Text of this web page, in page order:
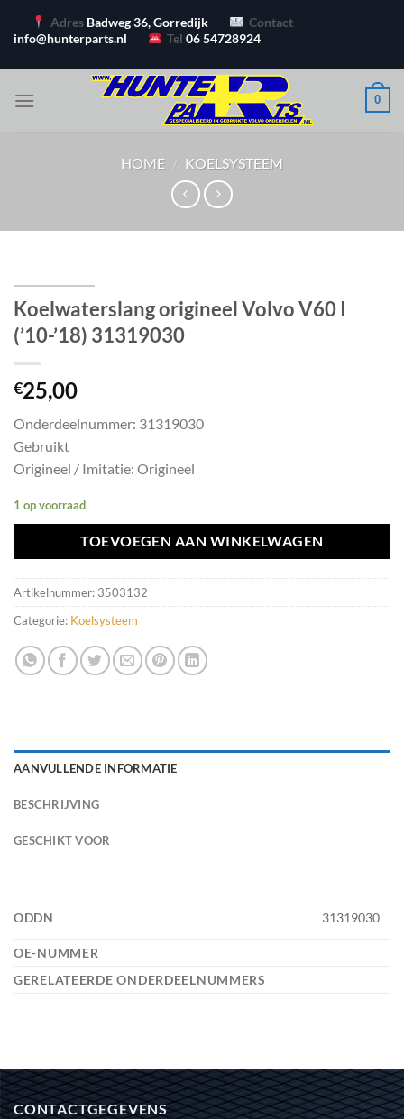
naar
Adres Badweg 36, Gorredijk
Contact
info@hunterparts.nl
Tel06 54728924
0
HOME / KOELSYSTEEM
Koelwaterslang origineel Volvo V60 I
(’10-’18) 31319030
€25,00
Onderdeelnummer: 31319030
Gebruikt
Origineel / Imitatie: Origineel
1 op voorraad
TOEVOEGEN AAN WINKELWAGEN
Artikelnummer: 3503132
Categorie: Koelsysteem
AANVULLENDE INFORMATIE
BESCHRIJVING
GESCHIKT VOOR
ODDN 31319030
OE-NUMMER
GERELATEERDE ONDERDEELNUMMERS
CONTACTGEGEVENS